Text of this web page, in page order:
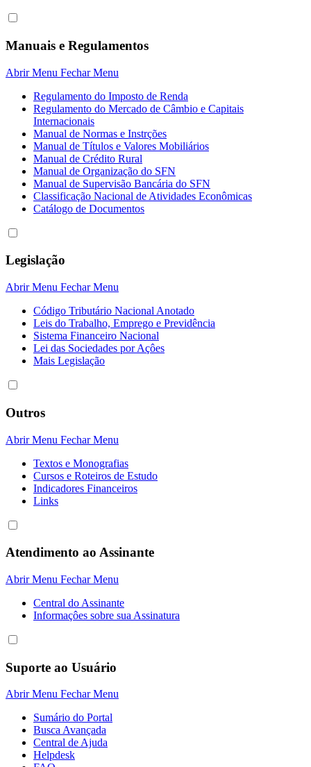
Manuais e Regulamentos
Abrir Menu Fechar Menu
Regulamento do Imposto de Renda
Regulamento do Mercado de Câmbio e Capitais
Internacionais
Manual de Normas e Instrções
Manual de Títulos e Valores Mobiliários
Manual de Crédito Rural
Manual de Organização do SFN
Manual de Supervisão Bancária do SFN
Classificação Nacional de Atividades Econômicas
Catálogo de Documentos
Legislação
Abrir Menu Fechar Menu
Código Tributário Nacional Anotado
Leis do Trabalho, Emprego e Previdência
Sistema Financeiro Nacional
Lei das Sociedades por Açôes
Mais Legislação
Outros
Abrir Menu Fechar Menu
Textos e Monografias
Cursos e Roteiros de Estudo
Indicadores Financeiros
Links
Atendimento ao Assinante
Abrir Menu Fechar Menu
Central do Assinante
Informaçôes sobre sua Assinatura
Suporte ao Usuário
Abrir Menu Fechar Menu
Sumário do Portal
Busca Avançada
Central de Ajuda
Helpdesk